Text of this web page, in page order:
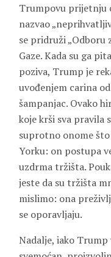
Trumpovu prijetnju
nazvao
se pridruži „Odboru
Gaze. Kada su ga
poziva, Trump je
uvođenjem carina
šampanjac. Ovako
koje krši sva pravila
suprotno onome
Yorku: on postupa
uzdrma tržišta.
jeste da su tržišta
mislimo: ona
se oporavljaju.
Nadalje, iako